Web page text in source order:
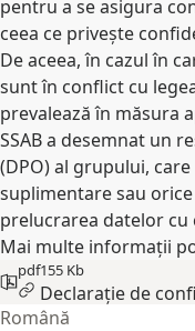
pentru a se asigura
ceea ce privește
De aceea, în cazul în
sunt în conflict cu
prevalează în măsura
SSAB a desemnat un
(DPO) al grupului,
suplimentare sau
prelucrarea datelor cu
Mai multe informații
pdf155 Kb
Declarație de
Română